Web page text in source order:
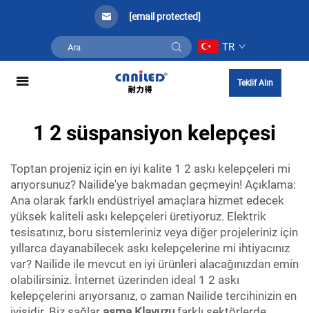
[email protected]
TR
Teklif Alın
1 2 süspansiyon kelepçesi
Toptan projeniz için en iyi kalite 1 2 askı kelepçeleri mi
arıyorsunuz? Nailide'ye bakmadan geçmeyin! Açıklama:
Ana olarak farklı endüstriyel amaçlara hizmet edecek
yüksek kaliteli askı kelepçeleri üretiyoruz. Elektrik
tesisatınız, boru sistemleriniz veya diğer projeleriniz için
yıllarca dayanabilecek askı kelepçelerine mi ihtiyacınız
var? Nailide ile mevcut en iyi ürünleri alacağınızdan emin
olabilirsiniz. İnternet üzerinden ideal 1 2 askı
kelepçelerini arıyorsanız, o zaman Nailide tercihinizin en